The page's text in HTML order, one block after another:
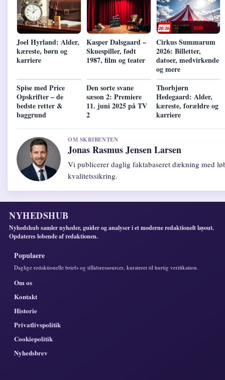
Joel Hyrland: Alder,
kæreste, børn og
karriere
Kasper Dalsgaard –
Skuespiller, født
1987, film og teater
Cirkus Summarum
2026: Billetter,
datoer, medvirkende
og mere
Spise med Price
Opskrifter – de
bedste retter &
baggrund
Den sorte svane
sæson 2: Premiere
11. juni 2025 på TV
2
Thorbjørn
Hedegaard: Alder,
kæreste, forældre og
karriere
OM SKRIBENTEN
Jonas Rasmus Jensen Larsen
Vi publicerer daglig faktabaseret dækning med
kvalitetssikring.
NYHEDSHUB
Nyhedshub samler nyheder, guider og analyser i et moderne redaktionelt layout.
Opdateres lobende af redaktionen.
Populaere
Daglige redaktionelle briefs og tillidsressourcer, kurateret til hurtig verifikation.
Om os
Kontakt
Historie
Privatlivspolitik
Cookiepolitik
Nyhedsbrev